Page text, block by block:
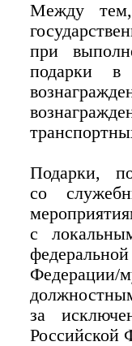
Между тем,
при
подарки в
Подарки,
со
с
Федерации/
за
Российской